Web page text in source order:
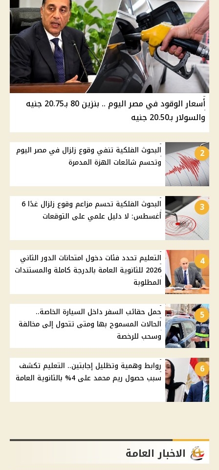
أسعار الوقود في مصر اليوم .. بنزين 80 بـ20.75 جنيه
والسولار بـ20.50 جنيه
2
البحوث الفلكية تنفي وقوع زلزال في مصر اليوم
وتحسم شائعات الهزة المدمرة
3
البحوث الفلكية تحسم مزاعم وقوع زلزال غدًا 6
أغسطس: لا دليل علمي على التوقعات
4
التعليم تحدد فئات دخول امتحانات الدور الثاني
2026 للثانوية العامة بالدرجة كاملة والمستندات
المطلوبة
5
حمل حقائب السفر داخل السيارة الخاصة..
الحالات المسموح بها ومتى تتحول إلى مخالفة
وسحب للرخصة
6
روابط وهمية وتظليل إجابتين.. التعليم تكشف
سبب حصول ريم محمد على 4% بالثانوية العامة
الاخبار العامة